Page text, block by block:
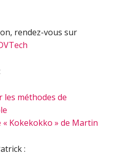
rendez-vous sur
méthodes de
« Kokekokko » de Martin
: